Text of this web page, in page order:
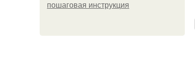
пошаговая инструкция